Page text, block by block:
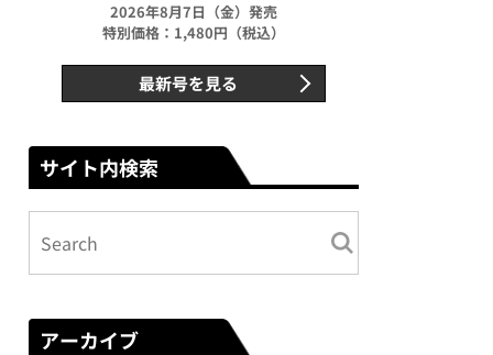
2026年8月7日（金）発売
特別価格：1,480円（税込）
最新号を見る
サイト内検索
アーカイブ